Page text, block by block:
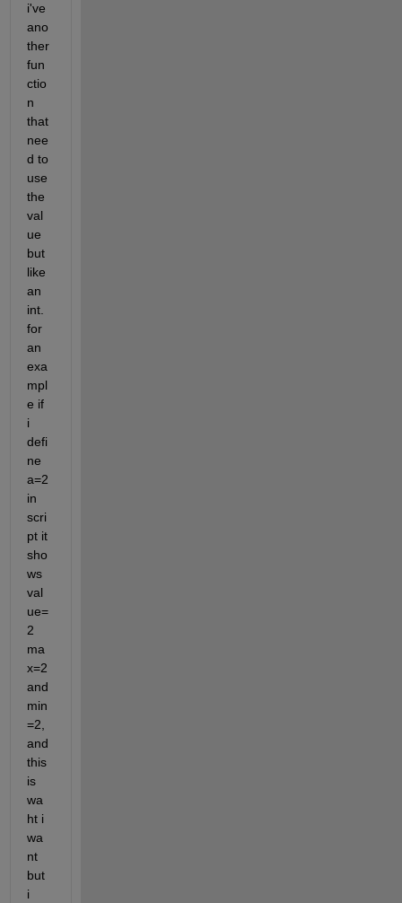
i've
ano
ther
fun
ctio
n
that
nee
d to
use
the
val
ue
but
like
an
int.
for
an
exa
mpl
e if
i
defi
ne
a=2
in
scri
pt it
sho
ws
val
ue=
2
ma
x=2
and
min
=2,
and
this
is
wa
ht i
wa
nt
but
i